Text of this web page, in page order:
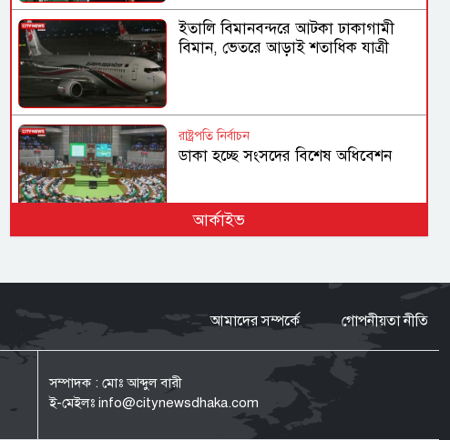
ইতালি বিমানবন্দরে আটকা ঢাকাগামী
বিমান, ভেতরে আড়াই শতাধিক যাত্রী
রাষ্ট্রপতি নির্বাচন
ডাকা হচ্ছে সংসদের বিশেষ অধিবেশন
হামের উপসর্গে আরও ৩ জনের মৃত্যু,
স্বরাষ্ট্রমন্ত্রী
আর্কাইভ
আমাদের সম্পর্কে গোপনীয়তা নীতি
সম্পাদক : মোঃ আব্দুল বারী
ই-মেইলঃ info@citynewsdhaka.com